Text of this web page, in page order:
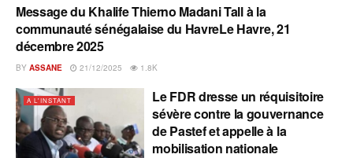
A L'INSTANT
Message du Khalife Thierno Madani Tall à la
communauté sénégalaise du HavreLe Havre, 21
décembre 2025
BY ASSANE 21/12/2025 1.8K
A L'INSTANT
Le FDR dresse un réquisitoire
sévère contre la gouvernance
de Pastef et appelle à la
mobilisation nationale